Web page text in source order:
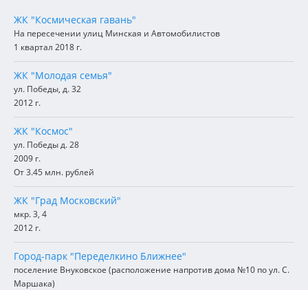
ЖК "Космическая гавань"
На пересечении улиц Минская и Автомобилистов
1 квартал 2018 г.
ЖК "Молодая семья"
ул. Победы, д. 32
2012 г.
ЖК "Космос"
ул. Победы д. 28
2009 г.
От 3.45 млн. рублей
ЖК "Град Московский"
мкр. 3, 4
2012 г.
Город-парк "Переделкино Ближнее"
поселение Внуковское (расположение напротив дома №10 по ул. С.
Маршака)